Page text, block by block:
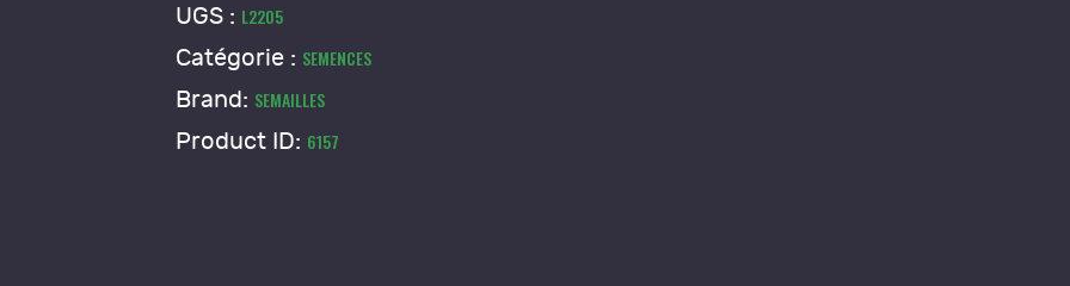
Perfection
UGS : L2205
Catégorie : SEMENCES
Brand: SEMAILLES
Product ID: 6157